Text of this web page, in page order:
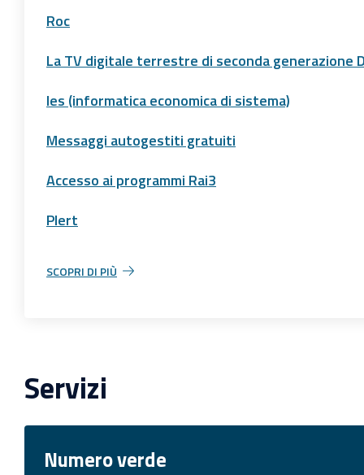
Roc
La TV digitale terrestre di seconda generazione
Ies (informatica economica di sistema)
Messaggi autogestiti gratuiti
Accesso ai programmi Rai3
Plert
SCOPRI DI PIÙ
Servizi
Numero verde